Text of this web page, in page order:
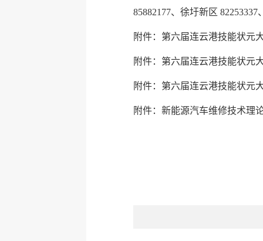
85882177、徐圩新区 82253337
附件：第六届连云港技能状元
附件：第六届连云港技能状元
附件：第六届连云港技能状元
附件：新能源汽车维修技术理